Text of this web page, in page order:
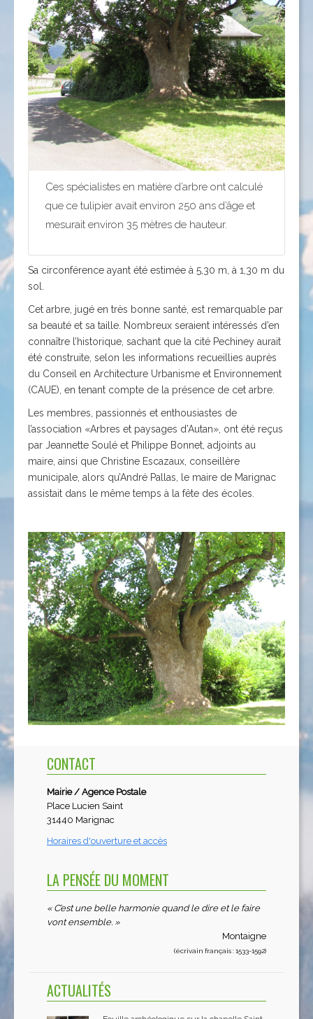
Ces spécialistes en matière d’arbre ont calculé
que ce tulipier avait environ 250 ans d’âge et
mesurait environ 35 mètres de hauteur.
Sa circonférence ayant été estimée à 5,30 m, à 1,30 m du
sol.
Cet arbre, jugé en très bonne santé, est remarquable par
sa beauté et sa taille. Nombreux seraient intéressés d’en
connaître l’historique, sachant que la cité Pechiney aurait
été construite, selon les informations recueillies auprès
du Conseil en Architecture Urbanisme et Environnement
(CAUE), en tenant compte de la présence de cet arbre.
Les membres, passionnés et enthousiastes de
l’association «Arbres et paysages d’Autan», ont été reçus
par Jeannette Soulé et Philippe Bonnet, adjoints au
maire, ainsi que Christine Escazaux, conseillère
municipale, alors qu’André Pallas, le maire de Marignac
assistait dans le même temps à la fête des écoles.
CONTACT
Mairie / Agence Postale
Place Lucien Saint
31440 Marignac
Horaires d'ouverture et accès
LA PENSÉE DU MOMENT
« C’est une belle harmonie quand le dire et le faire
vont ensemble. »
Montaigne
(écrivain français : 1533-1592)
ACTUALITÉS